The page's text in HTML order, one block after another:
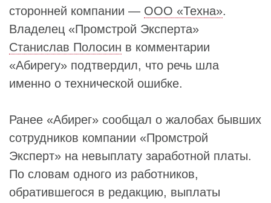
сторонней компании — ООО «Техна».
Владелец «Промстрой Эксперта»
Станислав Полосин в комментарии
«Абирегу» подтвердил, что речь шла
именно о технической ошибке.
Ранее «Абирег» сообщал о жалобах бывших
сотрудников компании «Промстрой
Эксперт» на невыплату заработной платы.
По словам одного из работников,
обратившегося в редакцию, выплаты